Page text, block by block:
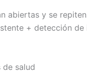
abiertas y se
+ detección
de salud